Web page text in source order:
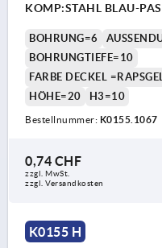
KOMP:STAHL BLAU-
BOHRUNG=6
BOHRUNGTIEFE=10
FARBE DECKEL
HÖHE=20
H3=10
Bestellnummer: K0155.1067
0,74 CHF
zzgl. MwSt.
zzgl. Versandkosten
K0155 H